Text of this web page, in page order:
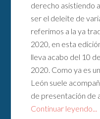
derecho asistiendo
ser el deleite de
referimos a la ya
2020, en esta
lleva acabo del 10
2020. Como ya es
León suele
de presentación de
Continuar leyendo...